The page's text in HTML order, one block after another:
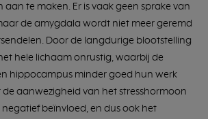
te maken. Er is vaak geen sprake van
de amygdala wordt niet meer geremd
Door de langdurige blootstelling
hele lichaam onrustig, waarbij de
hippocampus minder goed hun werk
aanwezigheid van het stresshormoon
beïnvloed, en dus ook het